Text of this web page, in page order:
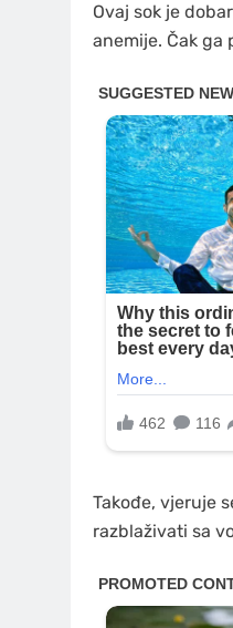
Ovaj sok je
anemije. Čak ga
Takođe, vjeruje
razblaživati sa